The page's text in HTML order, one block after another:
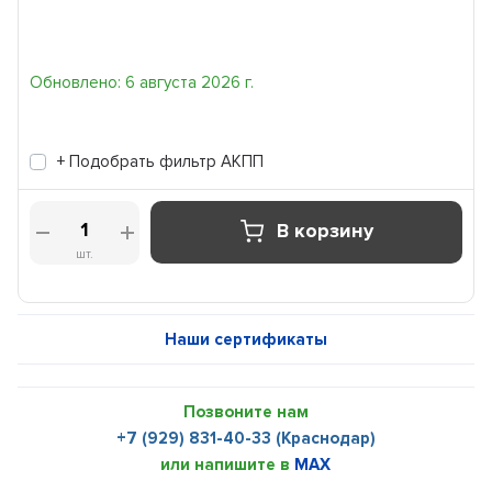
Обновлено: 6 августа 2026 г.
+ Подобрать фильтр АКПП
шт.
В корзину
Наши сертификаты
Позвоните нам
+7 (929) 831-40-33 (Краснодар)
или напишите в MAX